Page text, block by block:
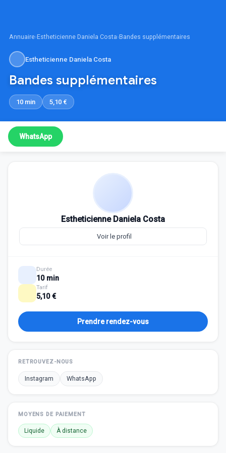
Annuaire›Estheticienne Daniela Costa›Bandes supplémentaires
Estheticienne Daniela Costa
Bandes supplémentaires
10 min 5,10 €
WhatsApp
Estheticienne Daniela Costa
Voir le profil
Durée
10 min
Tarif
5,10 €
Prendre rendez-vous
RETROUVEZ-NOUS
Instagram WhatsApp
MOYENS DE PAIEMENT
Liquide À distance